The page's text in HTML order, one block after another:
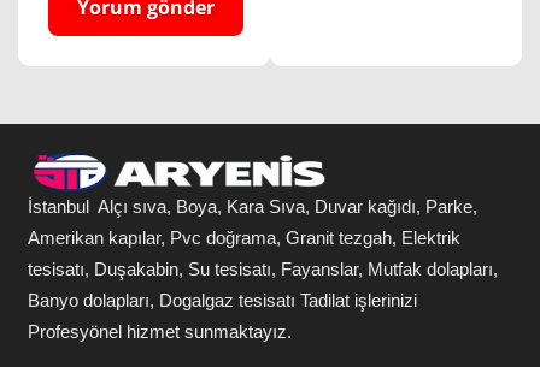
İstanbul Alçı sıva, Boya, Kara Sıva, Duvar kağıdı, Parke,
Amerikan kapılar, Pvc doğrama, Granit tezgah, Elektrik
tesisatı, Duşakabin, Su tesisatı, Fayanslar, Mutfak dolapları,
Banyo dolapları, Dogalgaz tesisatı Tadilat işlerinizi
Profesyönel hizmet sunmaktayız.